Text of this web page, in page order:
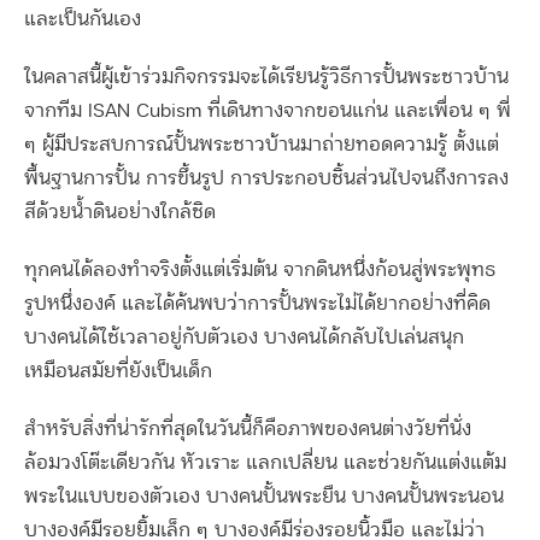
และเป็นกันเอง
ในคลาสนี้ผู้เข้าร่วมกิจกรรมจะได้เรียนรู้วิธีการปั้นพระชาวบ้าน
จากทีม ISAN Cubism ที่เดินทางจากขอนแก่น และเพื่อน ๆ พี่
ๆ ผู้มีประสบการณ์ปั้นพระชาวบ้านมาถ่ายทอดความรู้ ตั้งแต่
พื้นฐานการปั้น การขึ้นรูป การประกอบชิ้นส่วนไปจนถึงการลง
สีด้วยน้ำดินอย่างใกล้ชิด
ทุกคนได้ลองทำจริงตั้งแต่เริ่มต้น จากดินหนึ่งก้อนสู่พระพุทธ
รูปหนึ่งองค์ และได้ค้นพบว่าการปั้นพระไม่ได้ยากอย่างที่คิด
บางคนได้ใช้เวลาอยู่กับตัวเอง บางคนได้กลับไปเล่นสนุก
เหมือนสมัยที่ยังเป็นเด็ก
สำหรับสิ่งที่น่ารักที่สุดในวันนี้ก็คือภาพของคนต่างวัยที่นั่ง
ล้อมวงโต๊ะเดียวกัน หัวเราะ แลกเปลี่ยน และช่วยกันแต่งแต้ม
พระในแบบของตัวเอง บางคนปั้นพระยืน บางคนปั้นพระนอน
บางองค์มีรอยยิ้มเล็ก ๆ บางองค์มีร่องรอยนิ้วมือ และไม่ว่า